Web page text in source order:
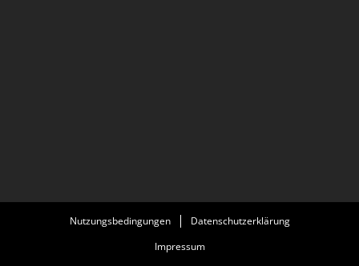
Nutzungsbedingungen
Datenschutzerklärung
Impressum